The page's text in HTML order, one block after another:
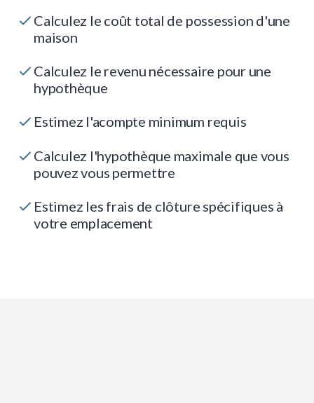
Calculez le coût total de possession d'une
maison
Calculez le revenu nécessaire pour une
hypothèque
Estimez l'acompte minimum requis
Calculez l'hypothèque maximale que vous
pouvez vous permettre
Estimez les frais de clôture spécifiques à
votre emplacement